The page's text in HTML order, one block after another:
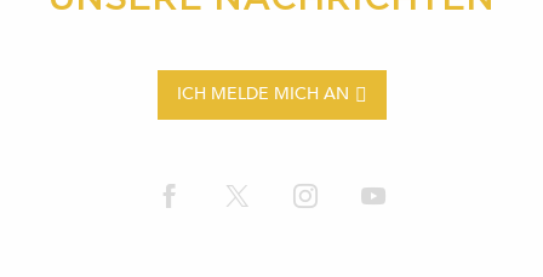
ICH MELDE MICH AN